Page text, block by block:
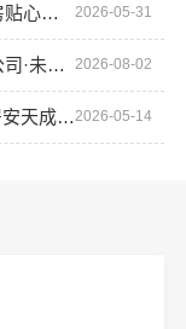
居安天成西安专业装修平层，免费量房贴心服务 2026-05-31
居安天成（西安）建筑工程有限责任公司·未央区专业装修公寓 2026-08-02
西安未央区专业装修公寓免费量房 - 居安天成（西安）建筑工程有限责任公司2026-05-14